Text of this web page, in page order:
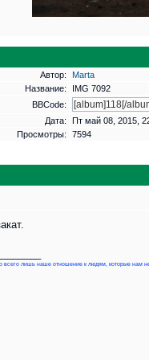
Автор:
Marta
Название:
IMG 7092
BBCode:
Дата:
Пт май 08, 2015,
Просмотры:
7594
всего лишь наше отношение к людям, которые нам